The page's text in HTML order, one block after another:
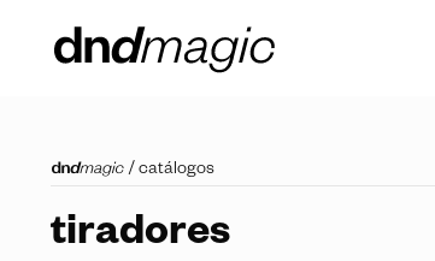
/ catálogos
tiradores